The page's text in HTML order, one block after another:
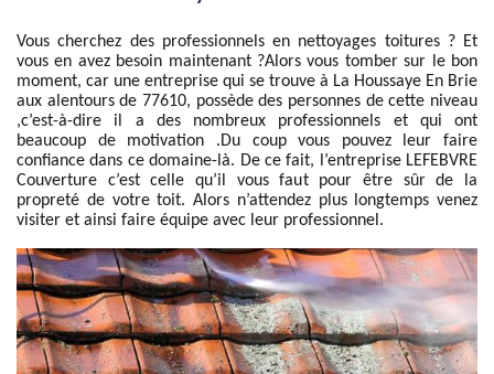
Vous cherchez des professionnels en nettoyages toitures ? Et
vous en avez besoin maintenant ?Alors vous tomber sur le bon
moment, car une entreprise qui se trouve à La Houssaye En Brie
aux alentours de 77610, possède des personnes de cette niveau
,c’est-à-dire il a des nombreux professionnels et qui ont
beaucoup de motivation .Du coup vous pouvez leur faire
confiance dans ce domaine-là. De ce fait, l’entreprise LEFEBVRE
Couverture c’est celle qu’il vous faut pour être sûr de la
propreté de votre toit. Alors n’attendez plus longtemps venez
visiter et ainsi faire équipe avec leur professionnel.